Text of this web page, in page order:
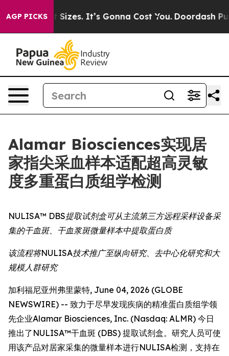
AGP PICKS
Font Sizes. It’s Gonna Cost You. Doordash Pushes
Alamar Biosciences实现居
家指尖采血样本适配超高灵敏
度多重蛋白质组学检测
NULISA™ DBS提取试剂盒可从主流第三方远程采样设备采
集的干血斑、干血浆斑微量样本中提取蛋白质
该流程将NULISA技术推广至纵向研究、去中心化研究和大
规模人群研究
加利福尼亚州弗里蒙特, June 04, 2026 (GLOBE
NEWSWIRE) -- 致力于尽早发现疾病的精准蛋白质组学领
先企业Alamar Biosciences, Inc. (Nasdaq: ALMR) 今日
推出了NULISA™干血斑 (DBS) 提取试剂盒。研究人员可使
用该产品对居家采集的微量样本进行NULISA检测，支持在